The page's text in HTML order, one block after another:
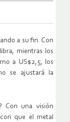
a su fin. Con
mientras los
a US$2,5, los
se ajustará la
Con una visión
que el metal